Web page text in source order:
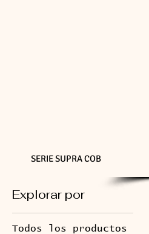
SERIE SUPRA COB
Explorar por
Todos los productos